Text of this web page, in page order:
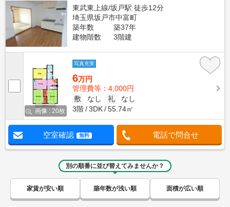
東武東上線/坂戸駅 徒歩12分
埼玉県坂戸市中富町
築年数
築37年
建物階数
3階建
画像 : 20枚
写真充実
6万円
管理費等：4,000円
敷
なし 礼
なし
3階
3DK 55.74㎡
空室確認 無料 電話で問合せ
別の順番に並び替えてみませんか？
家賃が安い順 築年数が浅い順 面積が広い順